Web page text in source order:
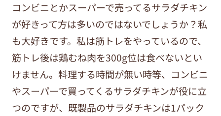
コンビニとかスーパーで売ってるサラダチキン
が好きって方は多いのではないでしょうか？私
も大好きです。私は筋トレをやっているので、
筋トレ後は鶏むね肉を300g位は食べないとい
けません。料理する時間が無い時等、コンビニ
やスーパーで買ってくるサラダチキンが役に立
つのですが、既製品のサラダチキンは1パック